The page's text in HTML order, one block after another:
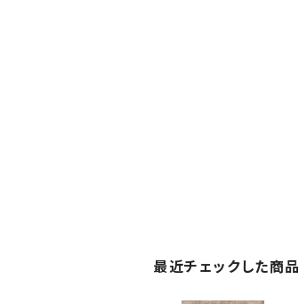
最近チェックした商品